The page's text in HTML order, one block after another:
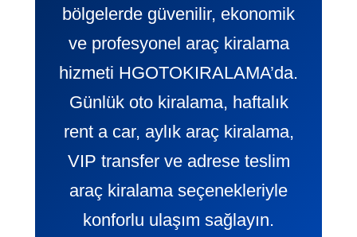
bölgelerde güvenilir, ekonomik
ve profesyonel araç kiralama
hizmeti HGOTOKIRALAMA’da.
Günlük oto kiralama, haftalık
rent a car, aylık araç kiralama,
VIP transfer ve adrese teslim
araç kiralama seçenekleriyle
konforlu ulaşım sağlayın.